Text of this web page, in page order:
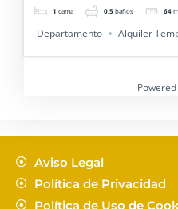
1 cama 0.5 baños 64
Departamento Alquiler
Aviso Legal
Política de Privacidad
Política de Uso de